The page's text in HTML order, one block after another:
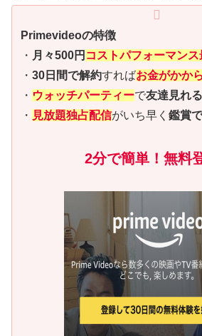
Primevideoの特徴
・ 月々500円 コストパフォーマンス
・ 30日間で解約すればお金がかか
・ ウォッチパーティーで友達見れる
・ 見放題独占配信がいち早く 鑑賞
2分で簡単！無料